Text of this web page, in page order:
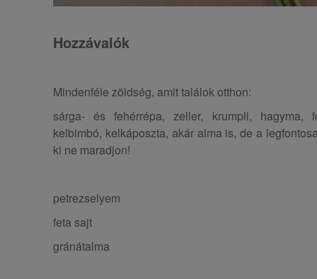
Hozzávalók
Mindenféle zöldség, amit találok otthon:
sárga- és fehérrépa, zeller, krumpli, hagyma,
kelbimbó, kelkáposzta, akár alma is, de a
ki ne maradjon!
petrezselyem
feta sajt
gránátalma